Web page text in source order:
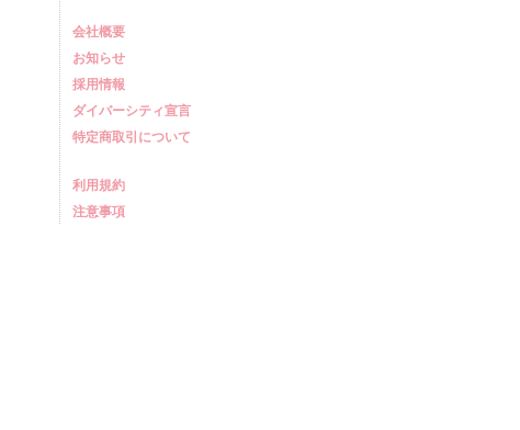
会社概要
お知らせ
採用情報
ダイバーシティ宣言
特定商取引について
利用規約
注意事項